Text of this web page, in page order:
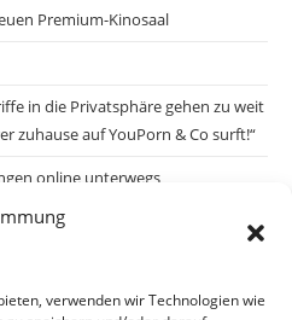
verwenden wir Technologien wie
Premium-Kinosaal
in die Privatsphäre gehen zu weit
zuhause auf YouPorn & Co surft!“
online unterwegs
„Erst nach einem Anschlag wäre